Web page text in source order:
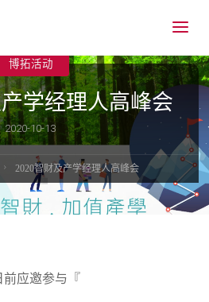
学经理人高峰会
2020-10-13
博拓活动
2020智财及产学经理人高峰会
应邀参与『